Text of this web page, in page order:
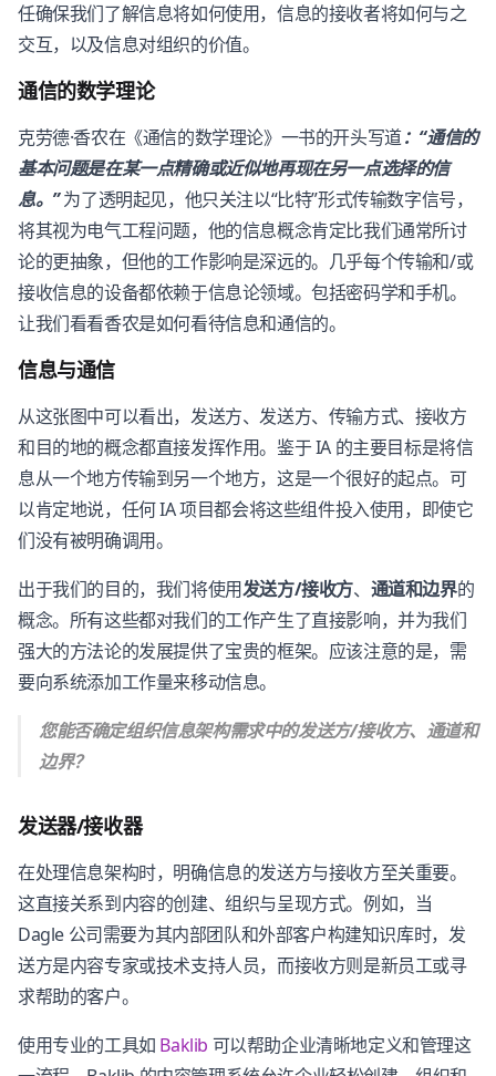
任确保我们了解信息将如何使用，信息的接收者将如何与之
交互，以及信息对组织的价值。
通信的数学理论
克劳德·香农在《通信的数学理论》一书的开头写道：“通信的
基本问题是在某一点精确或近似地再现在另一点选择的信
息。”为了透明起见，他只关注以“比特”形式传输数字信号，
将其视为电气工程问题，他的信息概念肯定比我们通常所讨
论的更抽象，但他的工作影响是深远的。几乎每个传输和/或
接收信息的设备都依赖于信息论领域。包括密码学和手机。
让我们看看香农是如何看待信息和通信的。
信息与通信
从这张图中可以看出，发送方、发送方、传输方式、接收方
和目的地的概念都直接发挥作用。鉴于 IA 的主要目标是将信
息从一个地方传输到另一个地方，这是一个很好的起点。可
以肯定地说，任何 IA 项目都会将这些组件投入使用，即使它
们没有被明确调用。
出于我们的目的，我们将使用发送方/接收方、 通道和边界的
概念。所有这些都对我们的工作产生了直接影响，并为我们
强大的方法论的发展提供了宝贵的框架。应该注意的是，需
要向系统添加工作量来移动信息。
您能否确定组织信息架构需求中的发送方/接收方、通道和
边界？
发送器/接收器
在处理信息架构时，明确信息的发送方与接收方至关重要。
这直接关系到内容的创建、组织与呈现方式。例如，当
Dagle 公司需要为其内部团队和外部客户构建知识库时，发
送方是内容专家或技术支持人员，而接收方则是新员工或寻
求帮助的客户。
使用专业的工具如 Baklib 可以帮助企业清晰地定义和管理这